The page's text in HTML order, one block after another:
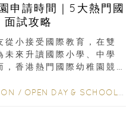
申請時間｜5大熱門國
面試攻略
從小接受國際教育，在雙
未來升讀國際小學、中學
，香港熱門國際幼稚園競
/ OPEN DAY & SCHOOL EVENTS